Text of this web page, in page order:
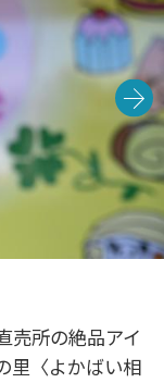
売所の絶品アイ
里〈よかばい相